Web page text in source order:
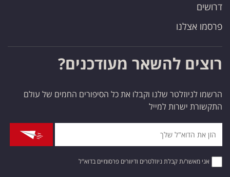
דרושים
פרסמו אצלנו
רוצים להשאר מעודכנים?
הרשמו לניוזלטר שלנו וקבלו את כל הסיפורים החמים של עולם
התקשורת ישרות למייל
אני מאשר/ת קבלת ניוזלטרים ודיוורים פרסומיים בדוא"ל